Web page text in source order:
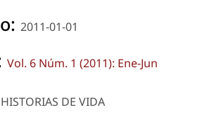
2011-01-01
Vol. 6 Núm. 1 (2011): Ene-Jun
HISTORIAS DE VIDA